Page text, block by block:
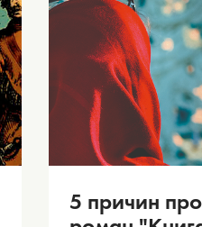
5 причин